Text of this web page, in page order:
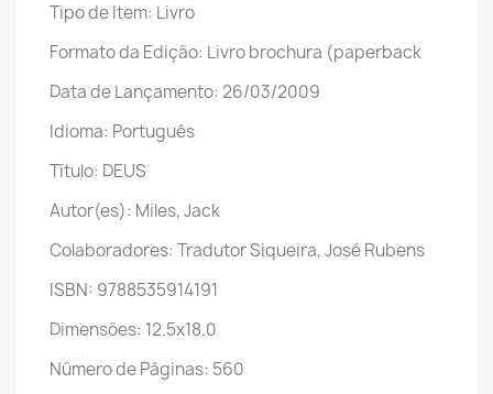
Tipo de Item: Livro
Formato da Edição: Livro brochura (paperback
Data de Lançamento: 26/03/2009
Idioma: Português
Título: DEUS
Autor(es): Miles, Jack
Colaboradores: Tradutor Siqueira, José Rubens
ISBN: 9788535914191
Dimensões: 12.5x18.0
Número de Páginas: 560